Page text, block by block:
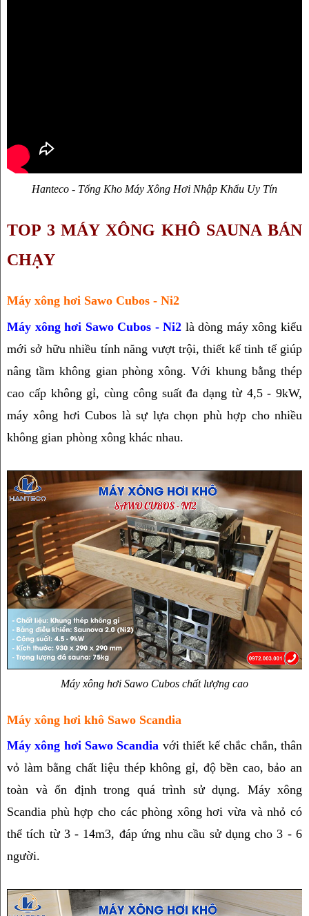
Hanteco - Tổng Kho Máy Xông Hơi Nhập Khẩu Uy Tín
TOP 3 MÁY XÔNG KHÔ SAUNA BÁN
CHẠY
Máy xông hơi Sawo Cubos - Ni2
Máy xông hơi Sawo Cubos - Ni2 là dòng máy xông kiểu
mới sở hữu nhiều tính năng vượt trội, thiết kế tinh tế giúp
nâng tầm không gian phòng xông. Với khung bằng thép
cao cấp không gỉ, cùng công suất đa dạng từ 4,5 - 9kW,
máy xông hơi Cubos là sự lựa chọn phù hợp cho nhiều
không gian phòng xông khác nhau.
Máy xông hơi Sawo Cubos chất lượng cao
Máy xông hơi khô Sawo Scandia
Máy xông hơi Sawo Scandia với thiết kế chắc chắn, thân
vỏ làm bằng chất liệu thép không gỉ, độ bền cao, bảo an
toàn và ổn định trong quá trình sử dụng. Máy xông
Scandia phù hợp cho các phòng xông hơi vừa và nhỏ có
thể tích từ 3 - 14m3, đáp ứng nhu cầu sử dụng cho 3 - 6
người.